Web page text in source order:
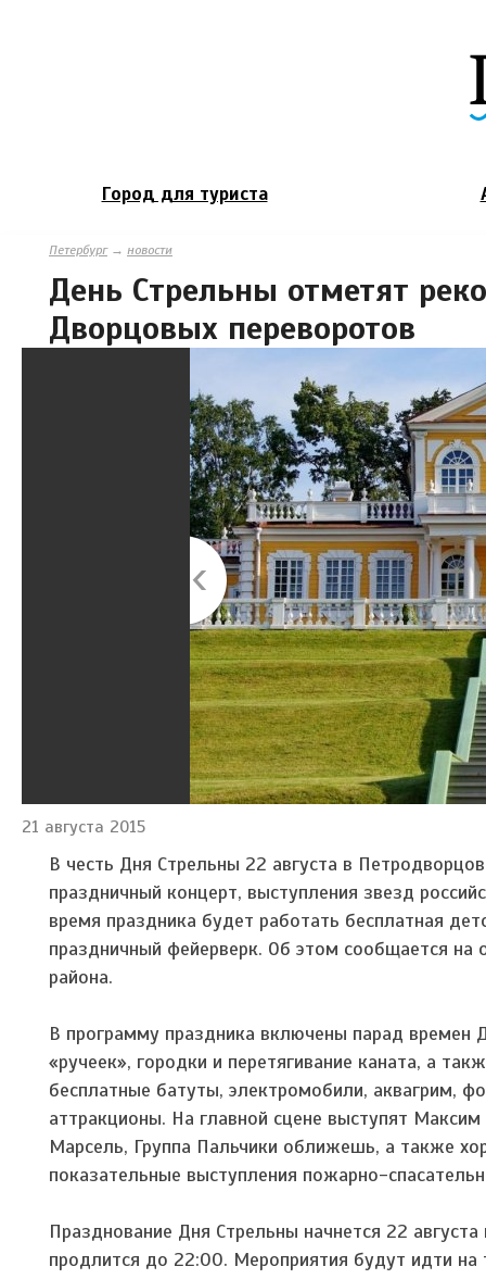
Город для туриста
Петербург→ новости
День Стрельны отметят
Дворцовых переворотов
21 августа 2015
В честь Дня Стрельны 22 августа в
праздничный концерт, выступления звезд
время праздника будет работать бесплатная
праздничный фейерверк. Об этом сообщается
района.
В программу праздника включены парад времен
«ручеек», городки и перетягивание каната, а
бесплатные батуты, электромобили, аквагрим,
аттракционы. На главной сцене выступят
Марсель, Группа Пальчики оближешь, а также
показательные выступления пожарно-
Празднование Дня Стрельны начнется 22
продлится до 22:00. Мероприятия будут идти